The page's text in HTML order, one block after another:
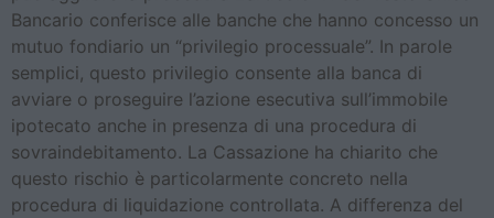
Bancario conferisce alle banche che hanno concesso un
mutuo fondiario un “privilegio processuale”. In parole
semplici, questo privilegio consente alla banca di
avviare o proseguire l’azione esecutiva sull’immobile
ipotecato anche in presenza di una procedura di
sovraindebitamento. La Cassazione ha chiarito che
questo rischio è particolarmente concreto nella
procedura di liquidazione controllata. A differenza del